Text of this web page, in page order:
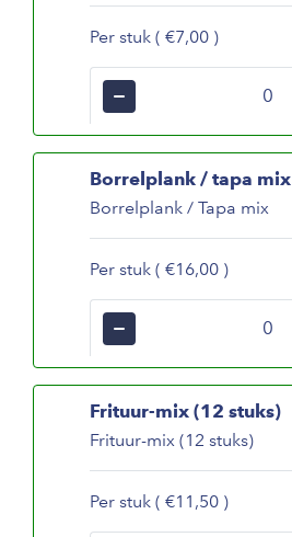
Per stuk ( €7,00 )
−
Borrelplank / tapa mix
Borrelplank / Tapa mix
Per stuk ( €16,00 )
−
Frituur-mix (12 stuks)
Frituur-mix (12 stuks)
Per stuk ( €11,50 )